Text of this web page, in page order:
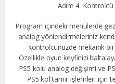
Adım 4:
Program içindeki menülerde
analog yönlendirmeleriniz
kontrolcünüzde mekanik
Özellikle oyun keyfinizi
PS5 kolu analog değişimi ve
PS5 kol tamir işlemleri için